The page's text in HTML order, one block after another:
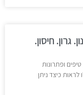
גרון. חיסון.
טיפים ופתרונות
לראות כיצד ניתן